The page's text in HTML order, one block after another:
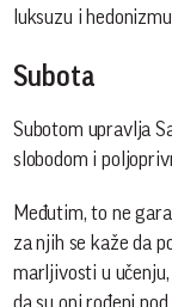
luksuzu i
Subota
Subotom upravlja
slobodom i
Međutim, to ne
za njih se kaže da
marljivosti u
da su oni rođeni